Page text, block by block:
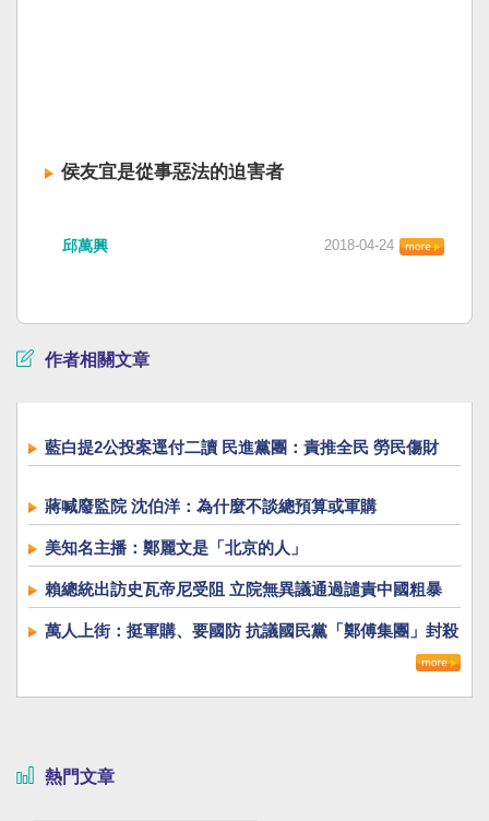
侯友宜是從事惡法的迫害者
邱萬興 2018-04-24
作者相關文章
藍白提2公投案逕付二讀 民進黨團：責推全民 勞民傷財
蔣喊廢監院 沈伯洋：為什麼不談總預算或軍購
美知名主播：鄭麗文是「北京的人」
賴總統出訪史瓦帝尼受阻 立院無異議通過譴責中國粗暴
萬人上街：挺軍購、要國防 抗議國民黨「鄭傅集團」封殺
熱門文章